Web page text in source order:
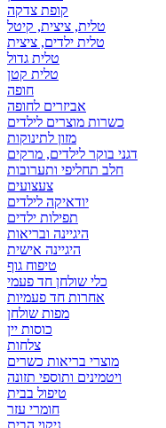
קופת צדקה
טלית, ציצית, קיטל
טלית ילדים, ציצית
טלית גדול
טלית קטן
אביזרים לחופה
כשרות מוצרים לילדים
מזון לתינוקות
דגני בוקר לילדים, מרקים
חלב תחליפי ותערובות
צעצועים
יודאיקה לילדים
תפילות ילדים
היגיינה ובריאות
היגיינה אישית
טיפוח גוף
כלי שולחן חד פעמי
אחרות חד פעמיות
מפות שולחן
כוסות יין
צלחות
מוצרי בריאות כשרים
ויטמינים ותוספי תזונה
טיפול בבית
חומרי עזר
ניקוי הבית